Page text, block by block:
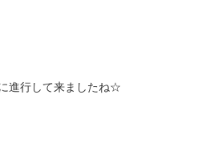
進行して来ましたね☆